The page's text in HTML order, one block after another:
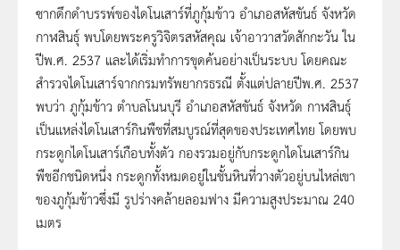
ซากดึกดำบรรพ์ของไดโนเสาร์ที่ภูกุ้มข้าว อำเภอสหัสขันธ์ จังหวัด
กาฬสินธุ์ พบโดยพระครูวิจิตรสหัสคุณ เจ้าอาวาสวัดสักกะวัน ใน
ปีพ.ศ. 2537 และได้เริ่มทำการขุดค้นอย่างเป็นระบบ โดยคณะ
สำรวจไดโนเสาร์จากกรมทรัพยากรธรณี ตั้งแต่ปลายปีพ.ศ. 2537
พบว่า ภูกุ้มข้าว ตำบลโนนบุรี อำเภอสหัสขันธ์ จังหวัด กาฬสินธุ์
เป็นแหล่งไดโนเสาร์กินพืชที่สมบูรณ์ที่สุดของประเทศไทย โดยพบ
กระดูกไดโนเสาร์เกือบทั้งตัว กองรวมอยู่กับกระดูกไดโนเสาร์กิน
พืชอีกชนิดหนึ่ง กระดูกทั้งหมดอยู่ในชั้นหินที่วางตัวอยู่บนไหล่เขา
ของภูกุ้มข้าวซึ่งมี รูปร่างคล้ายลอมฟาง มีความสูงประมาณ 240
เมตร